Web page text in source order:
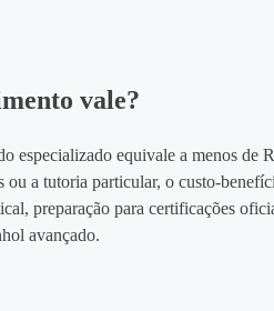
vale?
especializado equivale a menos de
ou a tutoria particular, o
preparação para certificações
avançado.